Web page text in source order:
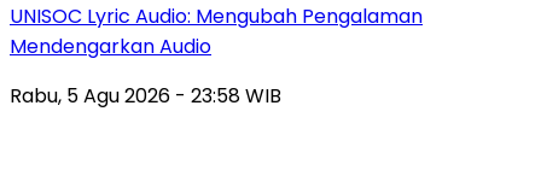
UNISOC Lyric Audio: Mengubah Pengalaman
Mendengarkan Audio
Rabu, 5 Agu 2026 - 23:58 WIB